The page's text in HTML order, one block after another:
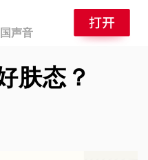
声音
肤态？